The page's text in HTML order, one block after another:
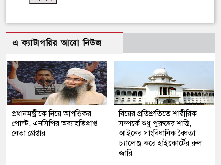
এ ক্যাটাগরির আরো নিউজ
প্রধানমন্ত্রীকে নিয়ে আপত্তিকর
পোস্ট, এনসিপির অব্যাহতিপ্রাপ্ত
নেতা গ্রেপ্তার
বিয়ের প্রতিশ্রুতিতে শারীরিক
সম্পর্কে শুধু পুরুষের শাস্তি,
আইনের সাংবিধানিক বৈধতা
চ্যালেঞ্জ করে হাইকোর্টের রুল
জারি